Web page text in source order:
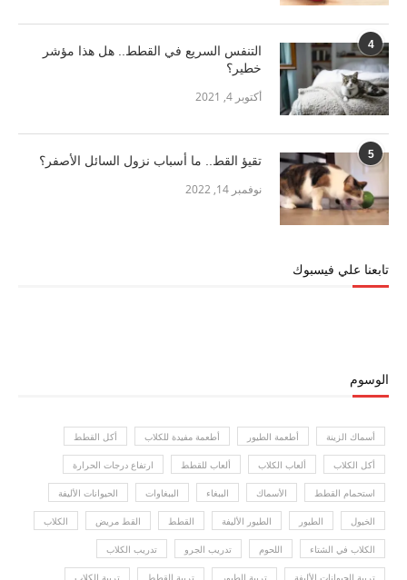
4
التنفس السريع في القطط.. هل هذا مؤشر
خطير؟
أكتوبر 4, 2021
5 تقيؤ القط.. ما أسباب نزول السائل الأصفر؟
نوفمبر 14, 2022
تابعنا علي فيسبوك
الوسوم
أسماك الزينة أطعمة الطيور أطعمة مفيدة للكلاب أكل القطط
أكل الكلاب ألعاب الكلاب ألعاب للقطط ارتفاع درجات الحرارة
استحمام القطط الأسماك الببغاء الببغاوات الحيوانات الأليفة
الخيول الطيور الطيور الأليفة القطط القط مريض الكلاب
الكلاب في الشتاء اللحوم تدريب الجرو تدريب الكلاب
تربية الحيوانات الأليفة تربية الطيور تربية القطط تربية الكلاب